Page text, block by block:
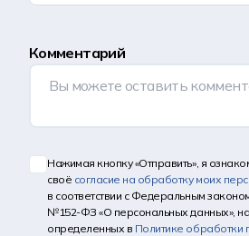
Комментарий
Нажимая кнопку «Отправить», я
своё согласие на обработку моих
в соответствии с Федеральным
№152-ФЗ «О персональных данных», на
определенных в Политике обработки